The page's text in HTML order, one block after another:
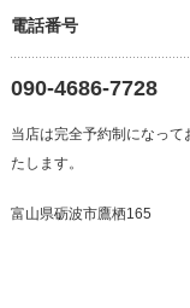
電話番号
090-4686-7728
当店は完全予約制になっ
たします。
富山県砺波市鷹栖165